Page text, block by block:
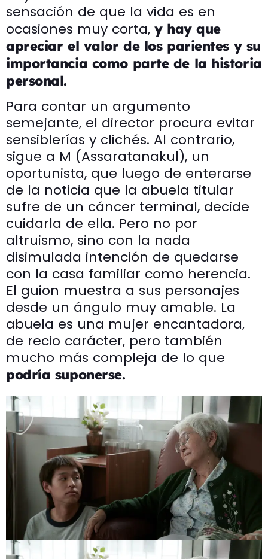
sensación de que la vida es en
ocasiones muy corta, y hay que
apreciar el valor de los parientes y su
importancia como parte de la historia
personal.
Para contar un argumento
semejante, el director procura evitar
sensiblerías y clichés. Al contrario,
sigue a M (Assaratanakul), un
oportunista, que luego de enterarse
de la noticia que la abuela titular
sufre de un cáncer terminal, decide
cuidarla de ella. Pero no por
altruismo, sino con la nada
disimulada intención de quedarse
con la casa familiar como herencia.
El guion muestra a sus personajes
desde un ángulo muy amable. La
abuela es una mujer encantadora,
de recio carácter, pero también
mucho más compleja de lo que
podría suponerse.